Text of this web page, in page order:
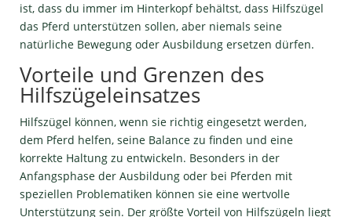
ist, dass du immer im Hinterkopf behältst, dass Hilfszügel
das Pferd unterstützen sollen, aber niemals seine
natürliche Bewegung oder Ausbildung ersetzen dürfen.
Vorteile und Grenzen des
Hilfszügeleinsatzes
Hilfszügel können, wenn sie richtig eingesetzt werden,
dem Pferd helfen, seine Balance zu finden und eine
korrekte Haltung zu entwickeln. Besonders in der
Anfangsphase der Ausbildung oder bei Pferden mit
speziellen Problematiken können sie eine wertvolle
Unterstützung sein. Der größte Vorteil von Hilfszügeln liegt